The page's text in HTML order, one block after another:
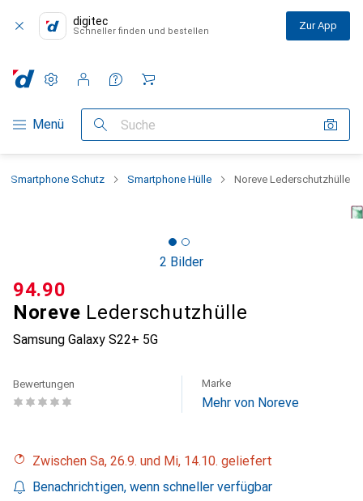
digitec
Schneller finden und bestellen Zur App
Navigation nach Kategorien
Menü Suche
Einstellungen
Kundenkonto
Vergleichslisten
Merklisten
Warenkorb
Smartphone Schutz Smartphone Hülle Noreve Lederschutzhülle
2 Bilder
Noreve Lederschutzhülle
Samsung Galaxy S22+ 5G
CHF
94.90
Bewertungen Marke
Mehr von Noreve
Zwischen Sa, 26.9. und Mi, 14.10. geliefert
Benachrichtigen, wenn schneller verfügbar